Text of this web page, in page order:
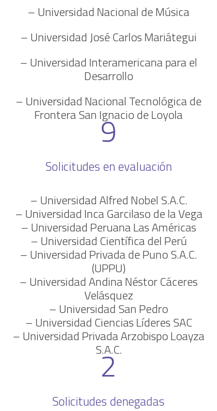
– Universidad Nacional de Música
– Universidad José Carlos Mariátegui
– Universidad Interamericana para el
Desarrollo
– Universidad Nacional Tecnológica de
Frontera San Ignacio de Loyola
9
Solicitudes en evaluación
– Universidad Alfred Nobel S.A.C.
– Universidad Inca Garcilaso de la Vega
– Universidad Peruana Las Américas
– Universidad Científica del Perú
– Universidad Privada de Puno S.A.C.
(UPPU)
– Universidad Andina Néstor Cáceres
Velásquez
– Universidad San Pedro
– Universidad Ciencias Líderes SAC
– Universidad Privada Arzobispo Loayza
S.A.C.
2
Solicitudes denegadas